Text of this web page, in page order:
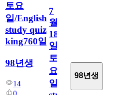
토요
일/English
study quiz
king760일
98년생
14
0
7
월
18
일
토
요
일/English
98년생